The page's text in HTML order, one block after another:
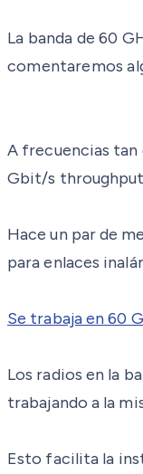
La banda de 60
comentaremos
A frecuencias tan
Gbit/s throughput
Hace un par de
para enlaces
Se trabaja en 60
Los radios en la
trabajando a la
Esto facilita la